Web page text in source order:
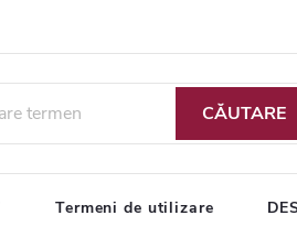
CĂUTARE
Termeni de utilizare